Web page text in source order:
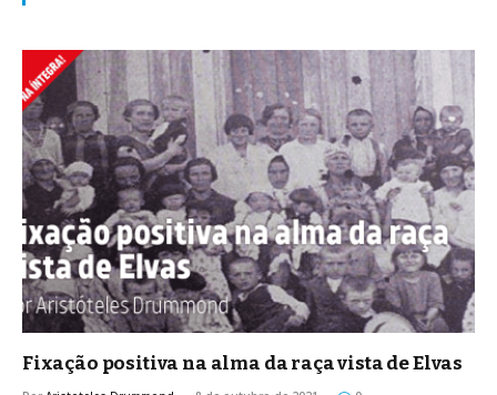
Fixação positiva na alma da raça vista de Elvas